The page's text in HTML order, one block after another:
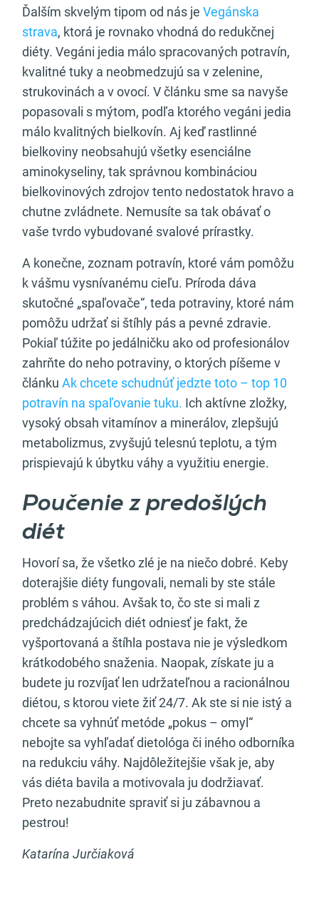
Ďalším skvelým tipom od nás je Vegánska
strava, ktorá je rovnako vhodná do redukčnej
diéty. Vegáni jedia málo spracovaných potravín,
kvalitné tuky a neobmedzujú sa v zelenine,
strukovinách a v ovocí. V článku sme sa navyše
popasovali s mýtom, podľa ktorého vegáni jedia
málo kvalitných bielkovín. Aj keď rastlinné
bielkoviny neobsahujú všetky esenciálne
aminokyseliny, tak správnou kombináciou
bielkovinových zdrojov tento nedostatok hravo a
chutne zvládnete. Nemusíte sa tak obávať o
vaše tvrdo vybudované svalové prírastky.
A konečne, zoznam potravín, ktoré vám pomôžu
k vášmu vysnívanému cieľu. Príroda dáva
skutočné „spaľovače“, teda potraviny, ktoré nám
pomôžu udržať si štíhly pás a pevné zdravie.
Pokiaľ túžite po jedálničku ako od profesionálov
zahrňte do neho potraviny, o ktorých píšeme v
článku Ak chcete schudnúť jedzte toto – top 10
potravín na spaľovanie tuku. Ich aktívne zložky,
vysoký obsah vitamínov a minerálov, zlepšujú
metabolizmus, zvyšujú telesnú teplotu, a tým
prispievajú k úbytku váhy a využitiu energie.
Poučenie z predošlých
diét
Hovorí sa, že všetko zlé je na niečo dobré. Keby
doterajšie diéty fungovali, nemali by ste stále
problém s váhou. Avšak to, čo ste si mali z
predchádzajúcich diét odniesť je fakt, že
vyšportovaná a štíhla postava nie je výsledkom
krátkodobého snaženia. Naopak, získate ju a
budete ju rozvíjať len udržateľnou a racionálnou
diétou, s ktorou viete žiť 24/7. Ak ste si nie istý a
chcete sa vyhnúť metóde „pokus – omyl“
nebojte sa vyhľadať dietológa či iného odborníka
na redukciu váhy. Najdôležitejšie však je, aby
vás diéta bavila a motivovala ju dodržiavať.
Preto nezabudnite spraviť si ju zábavnou a
pestrou!
Katarína Jurčiaková